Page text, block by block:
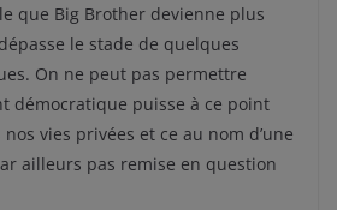
que Big Brother devienne plus
le stade de quelques
On ne peut pas permettre
démocratique puisse à ce point
vies privées et ce au nom d’une
ailleurs pas remise en question